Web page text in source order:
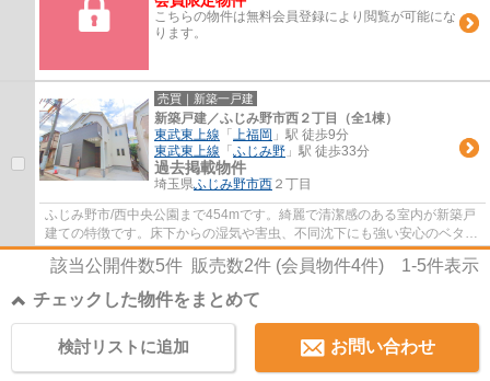
こちらの物件は無料会員登録により閲覧が可能にな
ります。
売買｜新築一戸建
新築戸建／ふじみ野市西２丁目（全1棟）
東武東上線 「 上福岡 」駅 徒歩9分
東武東上線 「 ふじみ野 」駅 徒歩33分
過去掲載物件
埼玉県ふじみ野市西 ２丁目
ふじみ野市/西中央公園まで454mです。綺麗で清潔感のある室内が新築戸
建ての特徴です。床下からの湿気や害虫、不同沈下にも強い安心のベタ基
礎物件です。駅から徒歩9分圏内に立地して...
該当公開件数5件 販売数2件 (会員物件4件) 1-5件表示
チェックした物件をまとめて
お問い合わせ
検討リストに追加